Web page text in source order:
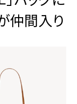
仲間入り